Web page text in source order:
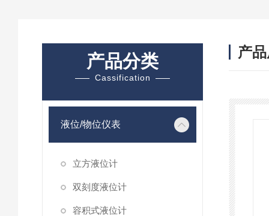
产品分类
Cassification
液位/物位仪表
立方液位计
双刻度液位计
容积式液位计
产